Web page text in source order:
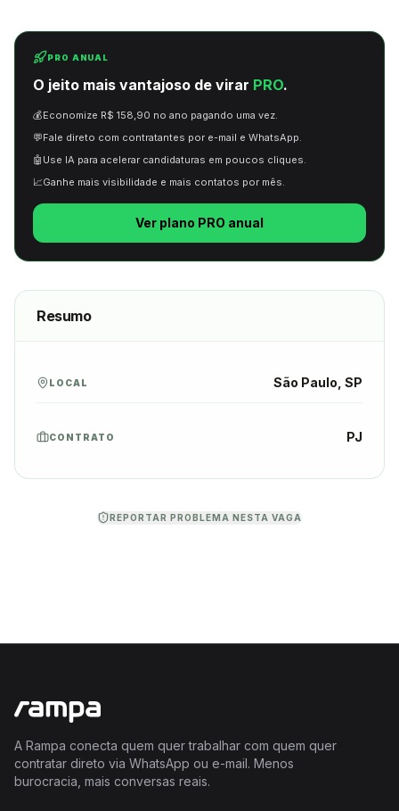
PRO ANUAL
O jeito mais vantajoso de virar PRO.
💰Economize R$ 158,90 no ano pagando uma vez.
💬Fale direto com contratantes por e-mail e WhatsApp.
🤖 Use IA para acelerar candidaturas em poucos cliques.
📈Ganhe mais visibilidade e mais contatos por mês.
Ver plano PRO anual
Resumo
LOCAL São Paulo, SP
CONTRATO PJ
REPORTAR PROBLEMA NESTA VAGA
A Rampa conecta quem quer trabalhar com quem quer
contratar direto via WhatsApp ou e-mail. Menos
burocracia, mais conversas reais.